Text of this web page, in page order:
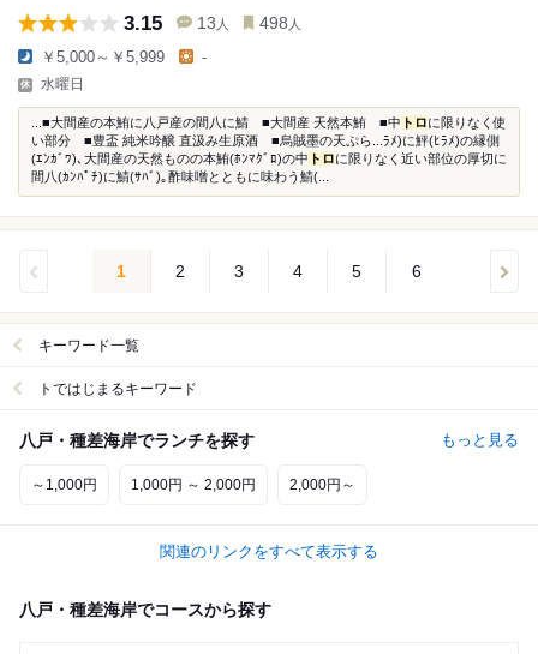
3.15 13 人 498 人
￥5,000～￥5,999 -
水曜日
...■大間産の本鮪に八戸産の間八に鯖 ■大間産 天然本鮪 ■中 トロに限りなく使
い部分 ■豊盃 純米吟醸 直汲み生原酒 ■烏賊墨の天ぷら...ﾗﾒ)に鮃(ﾋﾗﾒ)の縁側
(ｴﾝｶﾞﾜ)､大間産の天然ものの本鮪(ﾎﾝﾏｸﾞﾛ)の中 トロに限りなく近い部位の厚切に
間八(ｶﾝﾊﾟﾁ)に鯖(ｻﾊﾞ)｡酢味噌とともに味わう鯖(...
1 2 3 4 5 6
キーワード一覧
トではじまるキーワード
八戸・種差海岸でランチを探す もっと見る
～1,000円 1,000円 ～ 2,000円 2,000円～
関連のリンクをすべて表示する
八戸・種差海岸でコースから探す